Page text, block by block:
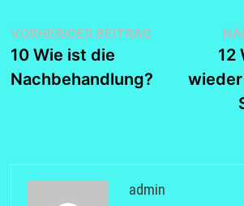
Beitragsnavigation
VORHERIGER BEITRAGVorheriger
10 Wie ist die
Nachbehandlung?
12
admin